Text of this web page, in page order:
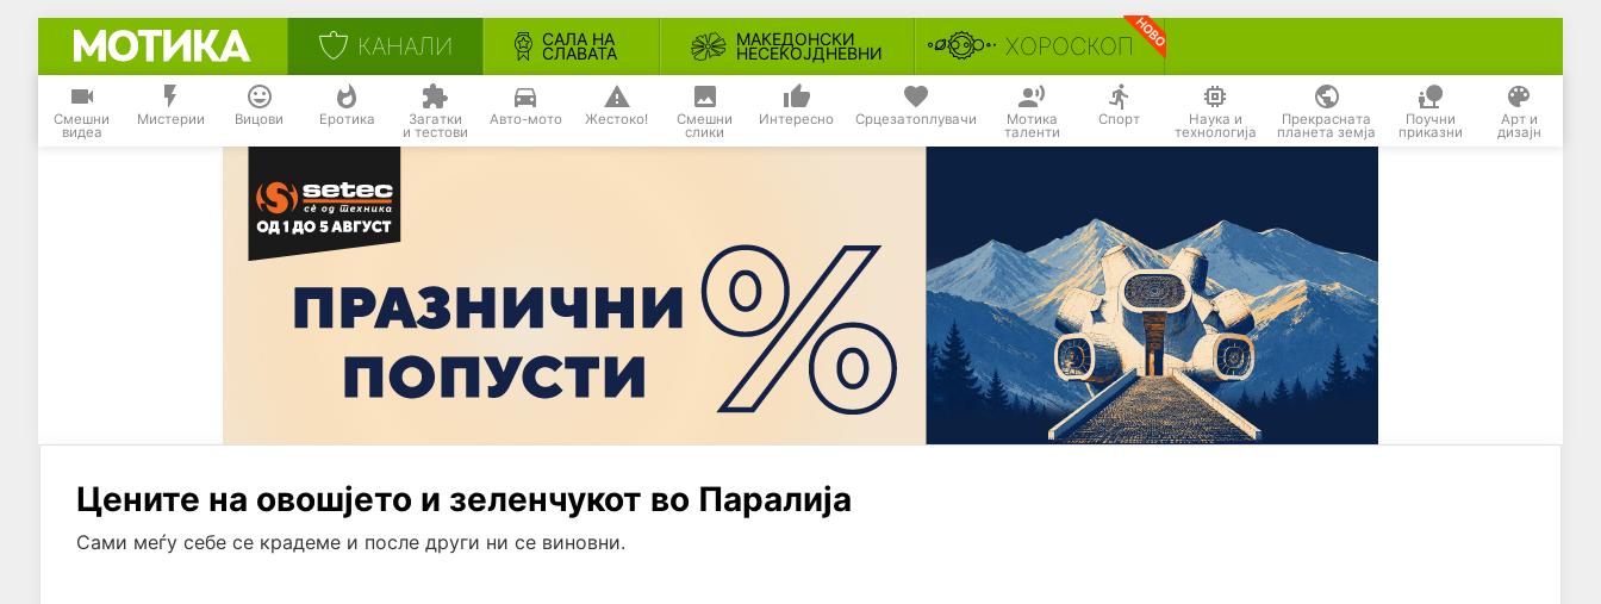
КАНАЛИ САЛА НА
СЛАВАТА
МАКЕДОНСКИ
НЕСЕКОЈДНЕВНИ ХОРОСКОП
Смешни
видеа
Мистерии Вицови Еротика Загатки
и тестови
Авто-мото Жестоко! Смешни
слики
Интересно Срцезатоплувачи Мотика
таленти
Спорт Наука и
технологија
Прекрасната
планета земја
Поучни
приказни
Арт и
дизајн
Цените на овошјето и зеленчукот во Паралија
Сами меѓу себе се крадеме и после други ни се виновни.